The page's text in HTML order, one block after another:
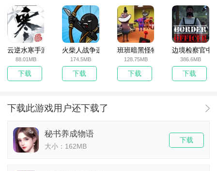
云逆水寒手游
88.01MB
下载
火柴人战争遗产无敌版
174.5MB
下载
班班暗黑怪物生存挑战5
128.75MB
下载
边境检察官中
386.6MB
下载
下载此游戏用户还下载了
秘书养成物语
大小：162MB
下载